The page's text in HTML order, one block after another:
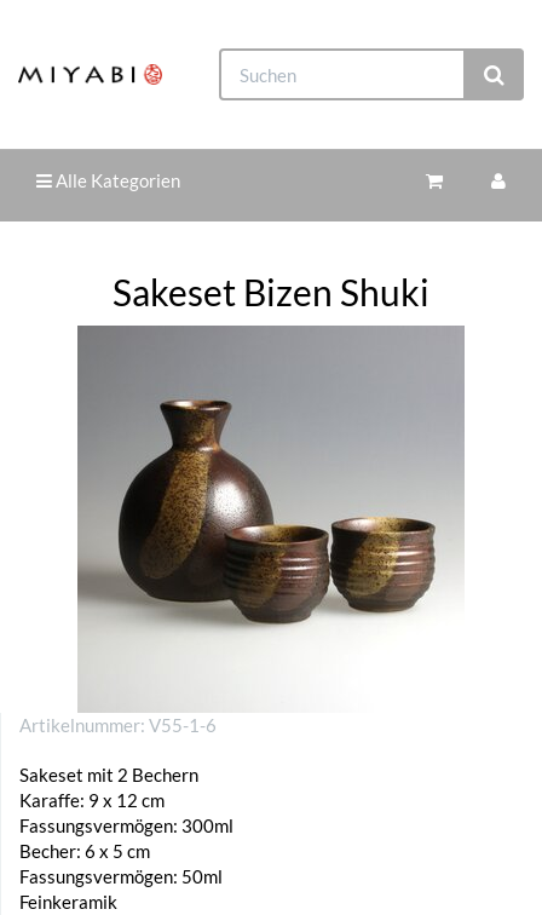
Alle Kategorien
Sakeset Bizen Shuki
Artikelnummer: V55-1-6
Sakeset mit 2 Bechern
Karaffe: 9 x 12 cm
Fassungsvermögen: 300ml
Becher: 6 x 5 cm
Fassungsvermögen: 50ml
Feinkeramik